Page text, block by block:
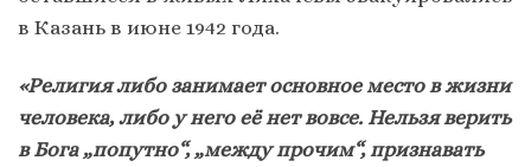
в Казань в июне 1942 года.
«Религия либо занимает основное место в жизни
человека, либо у него её нет вовсе. Нельзя верить
в Бога „попутно“, „между прочим“, признавать